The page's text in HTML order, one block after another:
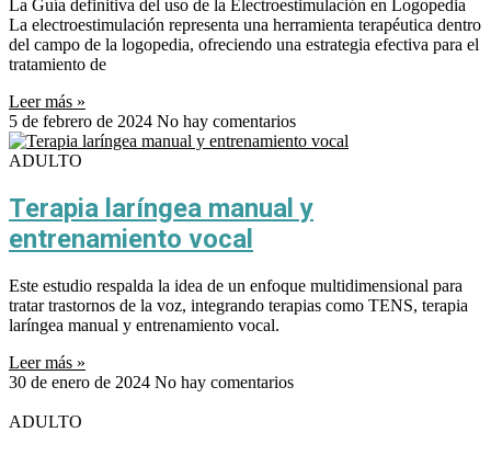
La Guía definitiva del uso de la Electroestimulación en Logopedia
La electroestimulación representa una herramienta terapéutica dentro
del campo de la logopedia, ofreciendo una estrategia efectiva para el
tratamiento de
Leer más »
5 de febrero de 2024 No hay comentarios
ADULTO
Terapia laríngea manual y
entrenamiento vocal
Este estudio respalda la idea de un enfoque multidimensional para
tratar trastornos de la voz, integrando terapias como TENS, terapia
laríngea manual y entrenamiento vocal.
Leer más »
30 de enero de 2024 No hay comentarios
ADULTO